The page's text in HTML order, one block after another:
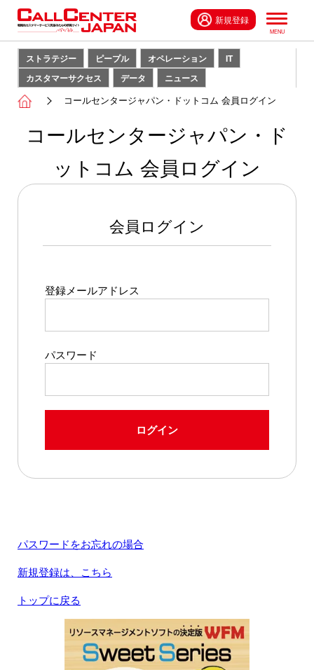
新規登録
ストラテジー ピープル オペレーション
IT
カスタマーサクセス
データ ニュース
コールセンタージャパン・ドットコム 会員ログイン
コールセンタージャパン・ド
ットコム 会員ログイン
会員ログイン
登録メールアドレス
パスワード
ログイン
パスワードをお忘れの場合
新規登録は、こちら
トップに戻る